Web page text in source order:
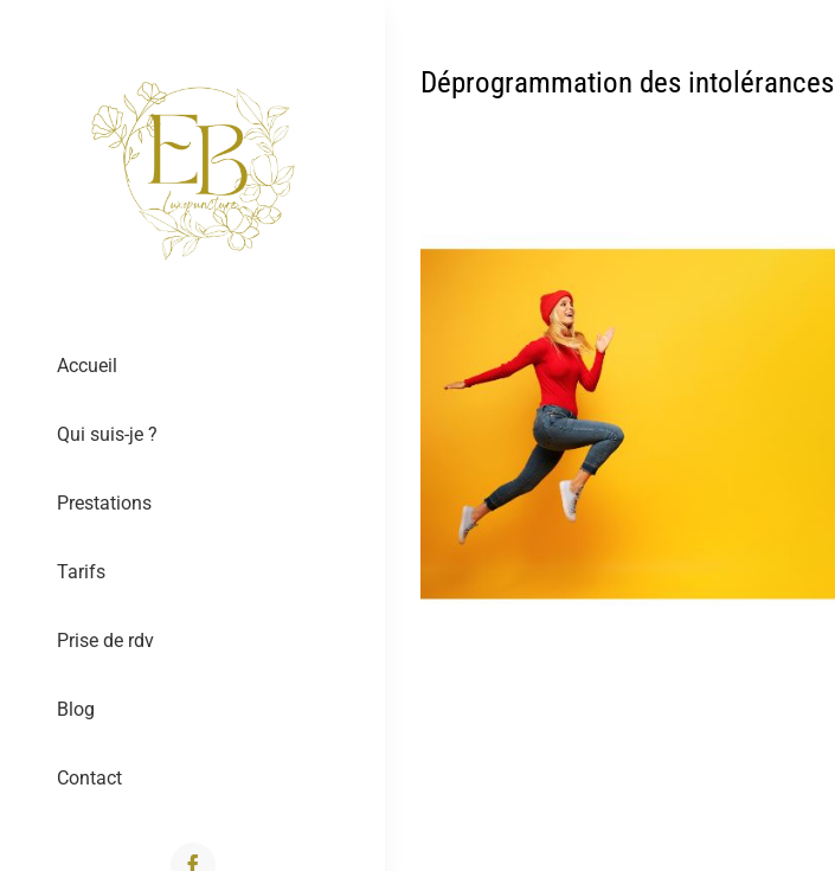
Accueil
Qui suis-je ?
Prestations
Tarifs
Prise de rdv
Blog
Contact
Déprogrammation des intolérances